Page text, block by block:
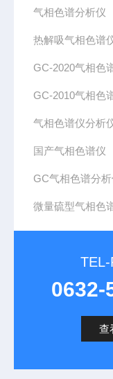
气相色谱分析仪
热解吸气相色谱
GC-2020气相色
GC-2010气相色
气相色谱仪分析
国产气相色谱仪
GC气相色谱分析
微量硫型气相色
0632-
查